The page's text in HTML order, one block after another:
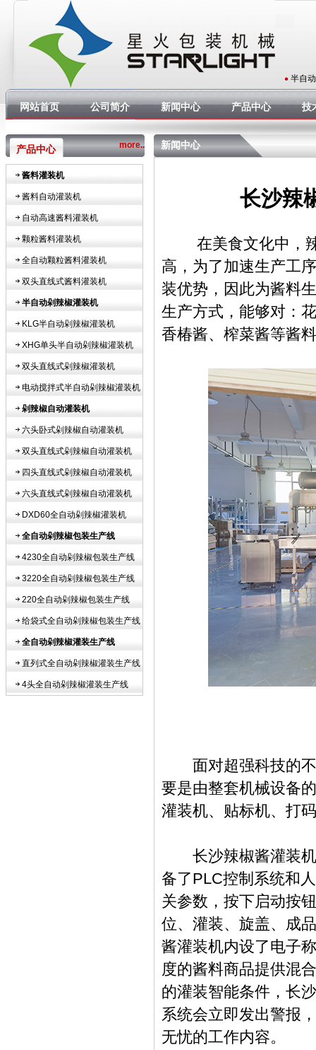
半自
网站首页 公司简介 新闻中心 产品中心 技
产品中心 more..
酱料灌装机
酱料自动灌装机
自动高速酱料灌装机
颗粒酱料灌装机
全自动颗粒酱料灌装机
双头直线式酱料灌装机
半自动剁辣椒灌装机
KLG半自动剁辣椒灌装机
XHG单头半自动剁辣椒灌装机
双头直线式剁辣椒灌装机
电动搅拌式半自动剁辣椒灌装机
剁辣椒自动灌装机
六头卧式剁辣椒自动灌装机
双头直线式剁辣椒自动灌装机
四头直线式剁辣椒自动灌装机
六头直线式剁辣椒自动灌装机
DXD60全自动剁辣椒灌装机
全自动剁辣椒包装生产线
4230全自动剁辣椒包装生产线
3220全自动剁辣椒包装生产线
220全自动剁辣椒包装生产线
给袋式全自动剁辣椒包装生产线
全自动剁辣椒灌装生产线
直列式全自动剁辣椒灌装生产线
4头全自动剁辣椒灌装生产线
新闻中心
长沙辣
在美食文化中，辣
高，为了加速生产工
装优势，因此为酱料
生产方式，能够对：
香椿酱、榨菜酱等酱
面对超强科技的不
要是由整套机械设备
灌装机、贴标机、打
长沙辣椒酱灌装机
备了PLC控制系统和
关参数，按下启动按
位、灌装、旋盖、成
酱灌装机内设了电子
度的酱料商品提供混
的灌装智能条件，长
系统会立即发出警报
无忧的工作内容。